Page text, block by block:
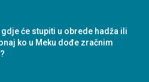
gdje će stupiti u obrede hadža ili
ko u Meku dođe zračnim